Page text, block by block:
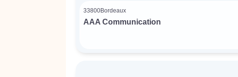
33800Bordeaux
AAA Communication